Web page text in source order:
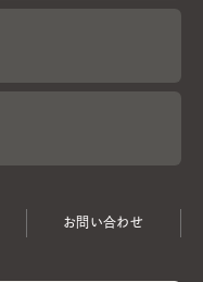
お問い合わせ